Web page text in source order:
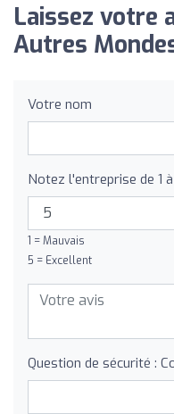
Laissez votre
Autres
Votre nom
Notez l'entreprise de 1
1 = Mauvais
5 = Excellent
Question de sécurité :